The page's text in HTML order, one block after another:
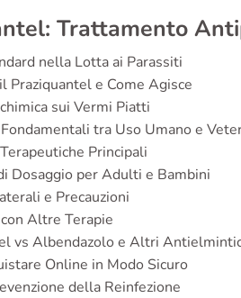
Trattamento
nella Lotta ai Parassiti
Praziquantel e Come Agisce
sui Vermi Piatti
tra Uso Umano e
Principali
Dosaggio per Adulti e Bambini
e Precauzioni
Altre Terapie
vs Albendazolo e Altri
Online in Modo Sicuro
della Reinfezione